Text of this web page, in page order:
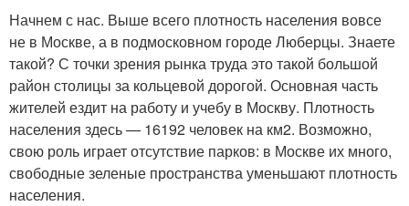
Начнем с нас. Выше всего плотность населения вовсе
не в Москве, а в подмосковном городе Люберцы. Знаете
такой? С точки зрения рынка труда это такой большой
район столицы за кольцевой дорогой. Основная часть
жителей ездит на работу и учебу в Москву. Плотность
населения здесь — 16192 человек на км2. Возможно,
свою роль играет отсутствие парков: в Москве их много,
свободные зеленые пространства уменьшают плотность
населения.